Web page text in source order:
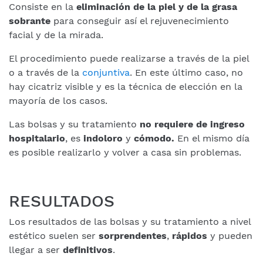
Consiste en la eliminación de la piel y de la grasa
sobrante para conseguir así el rejuvenecimiento
facial y de la mirada.
El procedimiento puede realizarse a través de la piel
o a través de la conjuntiva. En este último caso, no
hay cicatriz visible y es la técnica de elección en la
mayoría de los casos.
Las bolsas y su tratamiento no requiere de ingreso
hospitalario, es indoloro y cómodo. En el mismo día
es posible realizarlo y volver a casa sin problemas.
RESULTADOS
Los resultados de las bolsas y su tratamiento a nivel
estético suelen ser sorprendentes, rápidos y pueden
llegar a ser definitivos.